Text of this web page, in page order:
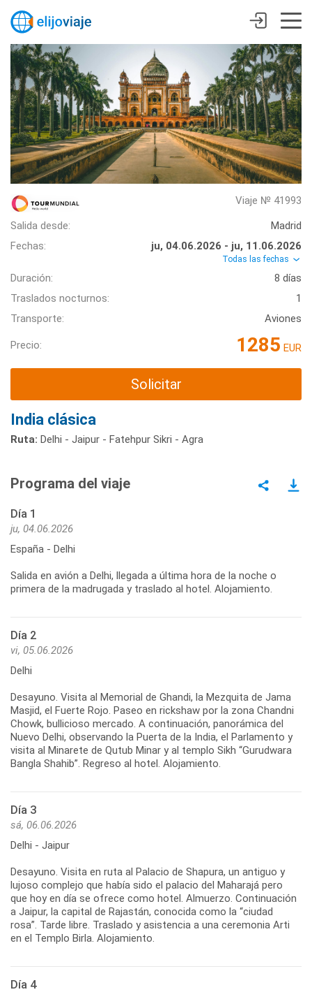
Viaje № 41993
Salida desde:
Madrid
Fechas:
ju, 04.06.2026 - ju, 11.06.2026
Todas las fechas
Duración:
8 días
Traslados nocturnos:
1
Transporte:
Aviones
Precio: 1285 EUR
Solicitar
India clásica
Ruta: Delhi - Jaipur - Fatehpur Sikri - Agra
Programa del viaje
Día 1
ju, 04.06.2026
España - Delhi
Salida en avión a Delhi, llegada a última hora de la noche o
primera de la madrugada y traslado al hotel. Alojamiento.
Día 2
vi, 05.06.2026
Delhi
Desayuno. Visita al Memorial de Ghandi, la Mezquita de Jama
Masjid, el Fuerte Rojo. Paseo en rickshaw por la zona Chandni
Chowk, bullicioso mercado. A continuación, panorámica del
Nuevo Delhi, observando la Puerta de la India, el Parlamento y
visita al Minarete de Qutub Minar y al templo Sikh “Gurudwara
Bangla Shahib”. Regreso al hotel. Alojamiento.
Día 3
sá, 06.06.2026
Delhi - Jaipur
Desayuno. Visita en ruta al Palacio de Shapura, un antiguo y
lujoso complejo que había sido el palacio del Maharajá pero
que hoy en día se ofrece como hotel. Almuerzo. Continuación
a Jaipur, la capital de Rajastán, conocida como la “ciudad
rosa”. Tarde libre. Traslado y asistencia a una ceremonia Arti
en el Templo Birla. Alojamiento.
Día 4